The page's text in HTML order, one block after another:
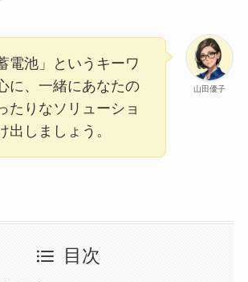
山田優子
電池」というキーワ
に、一緒にあなたの
たりなソリューショ
出しましょう。
目次